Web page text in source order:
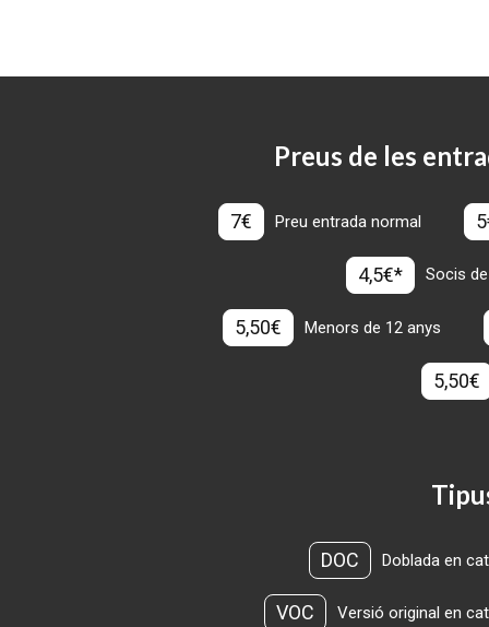
Preus de les
7€ Preu entrada normal
4,5€* Socis
5,50€ Menors de 12 anys
5,50€
DOC Doblada en
VOC Versió original en